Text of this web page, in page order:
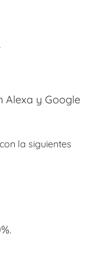
Alexa y Google
la siguientes